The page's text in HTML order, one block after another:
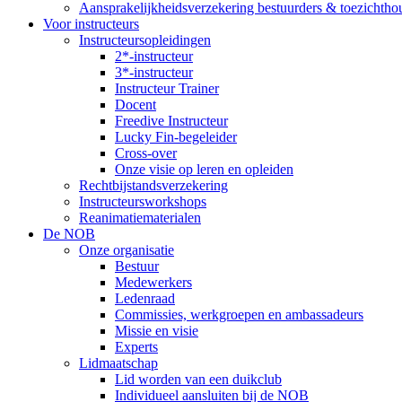
Aansprakelijkheidsverzekering bestuurders &
Voor instructeurs
Instructeursopleidingen
2*-instructeur
3*-instructeur
Instructeur Trainer
Docent
Freedive Instructeur
Lucky Fin-begeleider
Cross-over
Onze visie op leren en opleiden
Rechtbijstandsverzekering
Instructeursworkshops
Reanimatiematerialen
De NOB
Onze organisatie
Bestuur
Medewerkers
Ledenraad
Commissies, werkgroepen en ambassadeurs
Missie en visie
Experts
Lidmaatschap
Lid worden van een duikclub
Individueel aansluiten bij de NOB